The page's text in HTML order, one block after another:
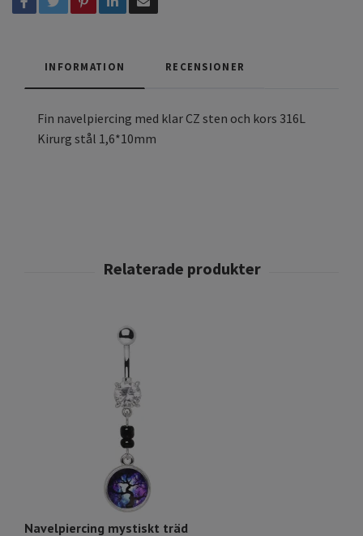
INFORMATION RECENSIONER
Fin navelpiercing med klar CZ sten och kors 316L
Kirurg stål 1,6*10mm
Navelpiercing mystiskt träd